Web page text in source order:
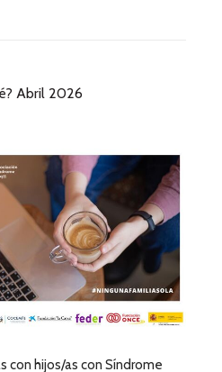
Abril 2026
con hijos/as con Síndrome